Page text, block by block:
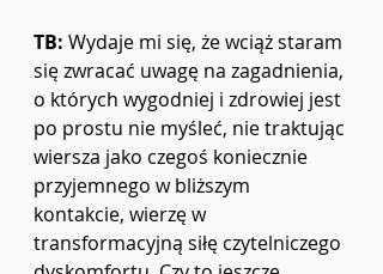
TB: Wydaje mi się, że wciąż staram
się zwracać uwagę na zagadnienia,
o których wygodniej i zdrowiej jest
po prostu nie myśleć, nie traktując
wiersza jako czegoś koniecznie
przyjemnego w bliższym
kontakcie, wierzę w
transformacyjną siłę czytelniczego